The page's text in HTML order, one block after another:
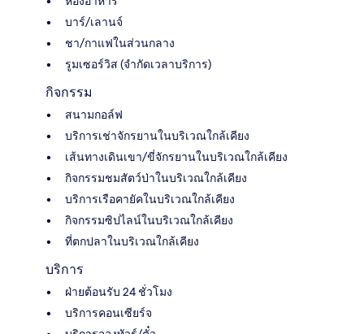
บาร์/เลานจ์
ชา/กาแฟในส่วนกลาง
รูมเซอร์วิส (จำกัดเวลาบริการ)
กิจกรรม
สนามกอล์ฟ
บริการเช่าจักรยานในบริเวณใกล้เคียง
เส้นทางเดินเขา/ขี่จักรยานในบริเวณใกล้เคียง
กิจกรรมชมสัตว์ป่าในบริเวณใกล้เคียง
บริการเรือคายัคในบริเวณใกล้เคียง
กิจกรรมซิปไลน์ในบริเวณใกล้เคียง
ที่ตกปลาในบริเวณใกล้เคียง
บริการ
ฝ่ายต้อนรับ 24 ชั่วโมง
บริการคอนเซียร์จ